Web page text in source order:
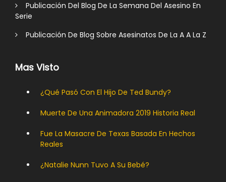
Publicación Del Blog De La Semana Del Asesino En
Serie
Publicación De Blog Sobre Asesinatos De La A A La Z
Mas Visto
¿Qué Pasó Con El Hijo De Ted Bundy?
Muerte De Una Animadora 2019 Historia Real
Fue La Masacre De Texas Basada En Hechos
Reales
¿Natalie Nunn Tuvo A Su Bebé?